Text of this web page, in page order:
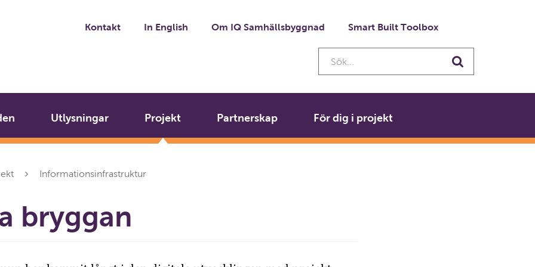
Kontakt In English Om IQ Samhällsbyggnad Smart Built Toolbox
Sök
Utlysningar Projekt Partnerskap För dig i projekt
Informationsinfrastruktur
bryggan